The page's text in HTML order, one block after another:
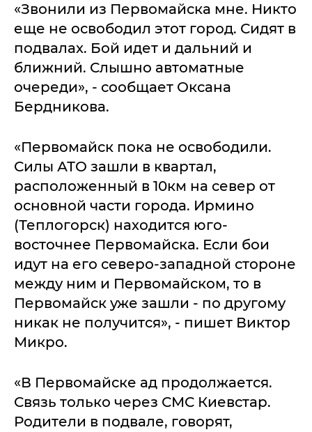
«Звонили из Первомайска мне. Никто
еще не освободил этот город. Сидят в
подвалах. Бой идет и дальний и
ближний. Слышно автоматные
очереди», - сообщает Оксана
Бердникова.
«Первомайск пока не освободили.
Силы АТО зашли в квартал,
расположенный в 10км на север от
основной части города. Ирмино
(Теплогорск) находится юго-
восточнее Первомайска. Если бои
идут на его северо-западной стороне
между ним и Первомайском, то в
Первомайск уже зашли - по другому
никак не получится», - пишет Виктор
Микро.
«В Первомайске ад продолжается.
Связь только через СМС Киевстар.
Родители в подвале, говорят,